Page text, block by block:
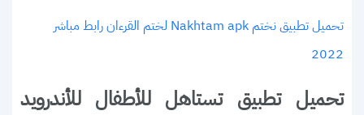
تحميل تطبيق نختم Nakhtam apk لختم القرءان رابط مباشر
2022
تحميل تطبيق تستاهل للأطفال للأندرويد